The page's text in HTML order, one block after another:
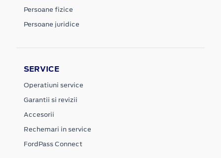
Persoane fizice
Persoane juridice
SERVICE
Operatiuni service
Garantii si revizii
Accesorii
Rechemari in service
FordPass Connect